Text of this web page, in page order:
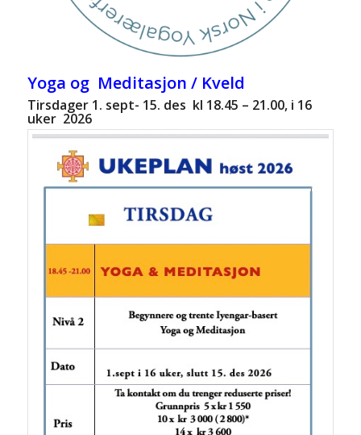
Yoga og Meditasjon / Kveld
Tirsdager 1. sept- 15. des kl 18.45 – 21.00, i 16
uker 2026